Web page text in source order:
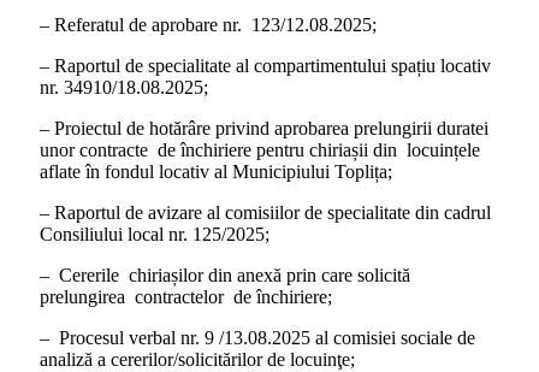
– Referatul de aprobare nr. 123/12.08.2025;
– Raportul de specialitate al compartimentului spațiu locativ
nr. 34910/18.08.2025;
– Proiectul de hotărâre privind aprobarea prelungirii duratei
unor contracte de închiriere pentru chiriașii din locuințele
aflate în fondul locativ al Municipiului Toplița;
– Raportul de avizare al comisiilor de specialitate din cadrul
Consiliului local nr. 125/2025;
– Cererile chiriașilor din anexă prin care solicită
prelungirea contractelor de închiriere;
– Procesul verbal nr. 9 /13.08.2025 al comisiei sociale de
analiză a cererilor/solicitărilor de locuinţe;